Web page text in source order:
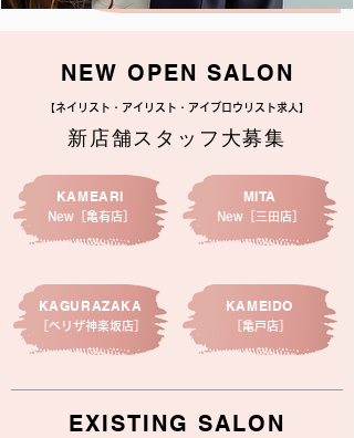
NEW OPEN SALON
【ネイリスト・アイリスト・アイブロウリスト求人】
新店舗スタッフ大募集
KAMEARI
New［亀有店］
KAGURAZAKA
［べリザ神楽坂店］
MITA
New［三田店］
KAMEIDO
［亀戸店］
EXISTING SALON